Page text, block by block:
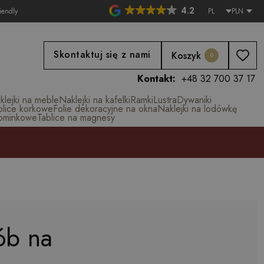
4.2 PL PLN
Skontaktuj się z nami Koszyk 0
Kontakt: +48 32 700 37 17
na mebleNaklejki na kafelkiRamkiLustraDywaniki
korkoweFolie dekoracyjne na oknaNaklejki na lodówkę
Tablice na magnesy
na